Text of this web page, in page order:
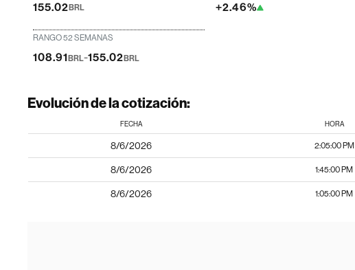
155.02BRL +2.46%
RANGO 52 SEMANAS
108.91BRL-155.02BRL
Evolución de la cotización:
FECHA HORA
8/6/2026 2:05:00 PM
8/6/2026 1:45:00 PM
8/6/2026 1:05:00 PM